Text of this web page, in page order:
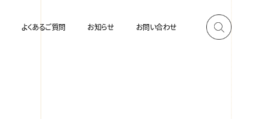
よくあるご質問 お知らせ お問い合わせ